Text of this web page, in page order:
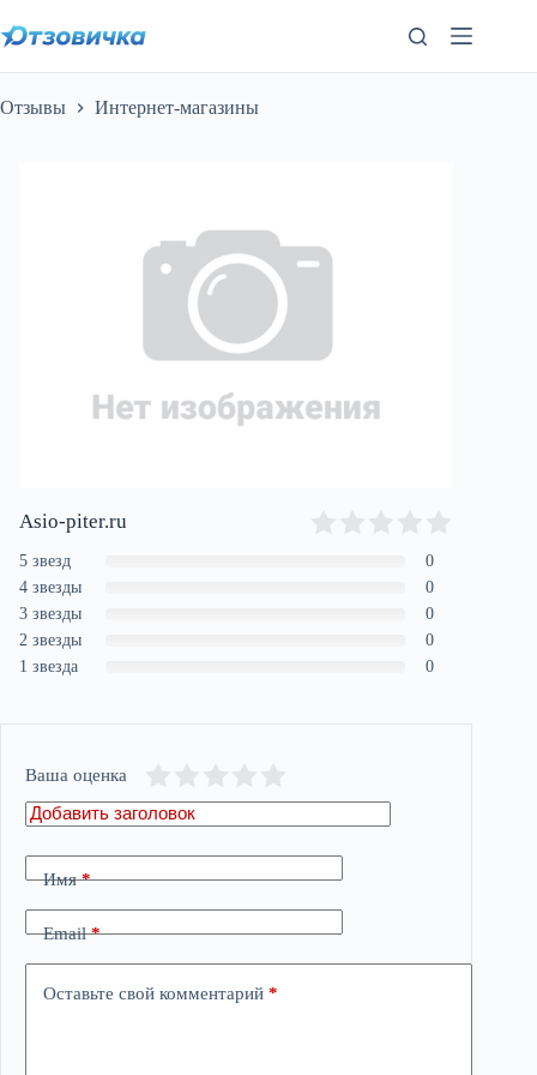
к
сути
Отзывы Интернет-магазины
Asio-piter.ru
5 звезд
0
4 звезды
0
3 звезды
0
2 звезды
0
1 звезда
0
Ваша оценка
Имя*
Email*
Оставьте свой комментарий *